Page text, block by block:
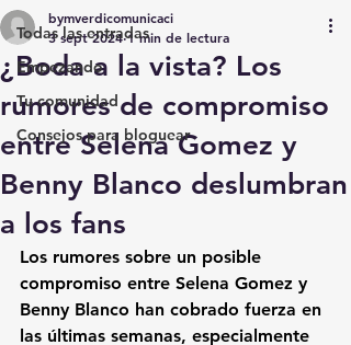
Todas las entradas
Empezando
Tu comunidad
Consejos para bloguear
¿Boda a la vista? Los
rumores de compromiso
entre Selena Gomez y
Benny Blanco deslumbran
a los fans
bymverdicomunicaci
3 sept 2024 1 min de lectura
Los rumores sobre un posible
compromiso entre Selena Gomez y
Benny Blanco han cobrado fuerza en
las últimas semanas, especialmente